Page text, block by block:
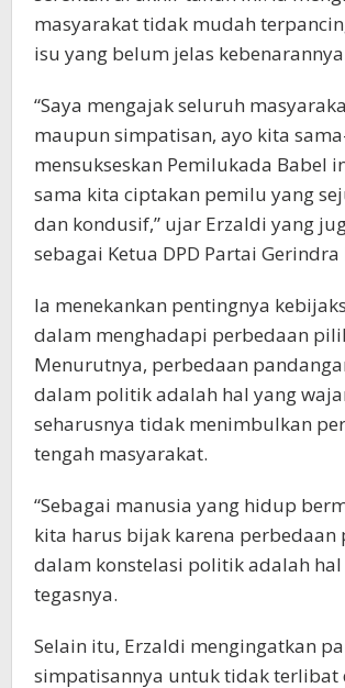
masyarakat tidak mudah
isu yang belum jelas
“Saya mengajak seluruh
maupun simpatisan, ayo kita
mensukseskan Pemilukada Babel
sama kita ciptakan pemilu yang
dan kondusif,” ujar Erzaldi yang
sebagai Ketua DPD Partai Gerindra
Ia menekankan pentingnya
dalam menghadapi perbedaan
Menurutnya, perbedaan
dalam politik adalah hal yang
seharusnya tidak menimbulkan
tengah masyarakat.
“Sebagai manusia yang hidup
kita harus bijak karena perbedaan
dalam konstelasi politik adalah hal
tegasnya.
Selain itu, Erzaldi mengingatkan
simpatisannya untuk tidak terlibat